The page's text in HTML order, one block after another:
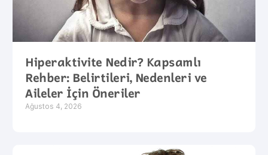
Hiperaktivite Nedir? Kapsamlı
Rehber: Belirtileri, Nedenleri ve
Aileler İçin Öneriler
Ağustos 4, 2026